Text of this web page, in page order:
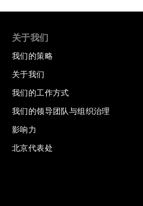
关于我们
我们的策略
关于我们
我们的工作方式
我们的领导团队与组织治理
影响力
北京代表处